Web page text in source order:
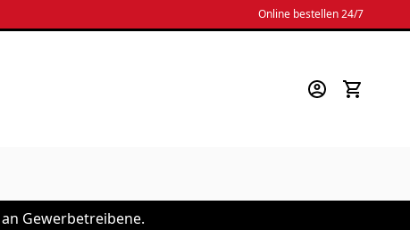
Online bestellen 24/7
Gewerbetreibene.